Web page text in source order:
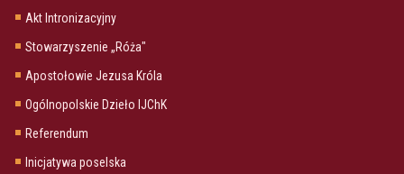
Akt Intronizacyjny
Stowarzyszenie „Róża"
Apostołowie Jezusa Króla
Ogólnopolskie Dzieło IJChK
Referendum
Inicjatywa poselska